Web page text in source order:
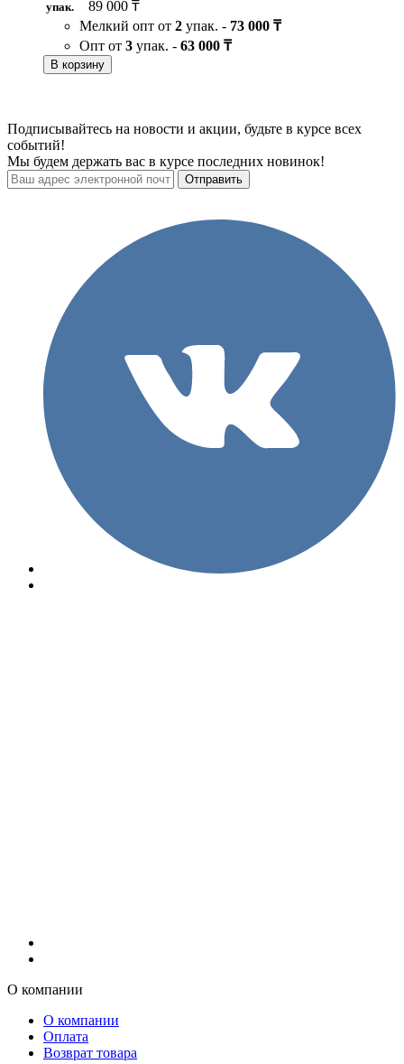
упак.
89 000 ₸
Мелкий опт от 2 упак. - 73 000 ₸
Опт от 3 упак. - 63 000 ₸
В корзину
Подписывайтесь на новости и акции, будьте в курсе всех
событий!
Мы будем держать вас в курсе последних новинок!
О компании
О компании
Оплата
Возврат товара